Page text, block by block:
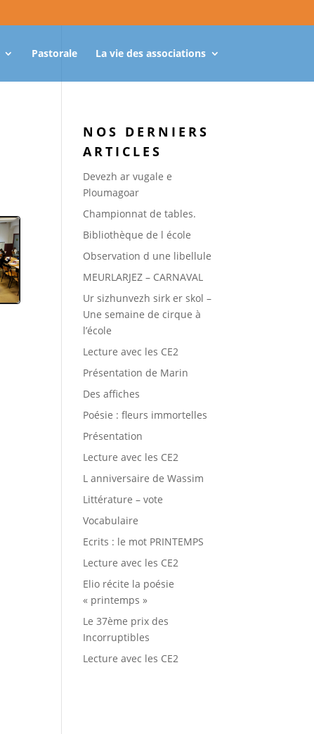
Pastorale La vie des associations
NOS DERNIERS
ARTICLES
Devezh ar vugale e
Ploumagoar
Championnat de tables.
Bibliothèque de l école
Observation d une libellule
MEURLARJEZ – CARNAVAL
Ur sizhunvezh sirk er skol –
Une semaine de cirque à
l’école
Lecture avec les CE2
Présentation de Marin
Des affiches
Poésie : fleurs immortelles
Présentation
Lecture avec les CE2
L anniversaire de Wassim
Littérature – vote
Vocabulaire
Ecrits : le mot PRINTEMPS
Lecture avec les CE2
Elio récite la poésie
« printemps »
Le 37ème prix des
Incorruptibles
Lecture avec les CE2